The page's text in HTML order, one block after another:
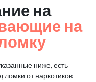
на
на
ниже, есть
ломки от наркотиков